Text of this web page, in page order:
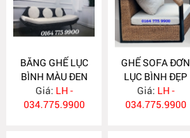
BĂNG GHẾ LỤC
BÌNH MÀU ĐEN
ĐẸP LB58
Giá: LH -
034.775.9900
GHẾ SOFA ĐƠN
LỤC BÌNH ĐẸP
LB57
Giá: LH -
034.775.9900